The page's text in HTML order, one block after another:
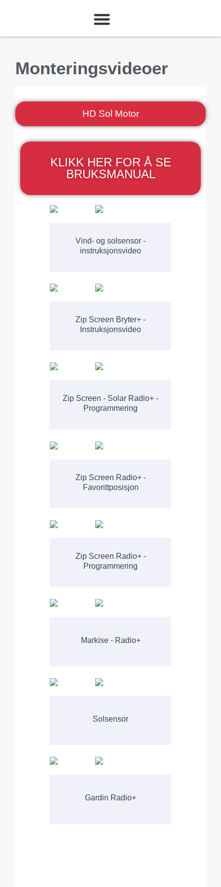
Monteringsvideoer
HD Sol Motor
Vind- og solsensor -
instruksjonsvideo
Zip Screen Bryter+ -
Instruksjonsvideo
Zip Screen - Solar Radio+ -
Programmering
Zip Screen Radio+ -
Favorittposisjon
Zip Screen Radio+ -
Programmering
Markise - Radio+
Solsensor
Gardin Radio+
KLIKK HER FOR Å SE
BRUKSMANUAL